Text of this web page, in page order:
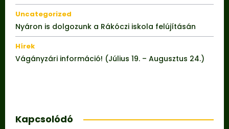
Uncategorized
Nyáron is dolgozunk a Rákóczi iskola felújításán
Hírek
Vágányzári információ! (Július 19. – Augusztus 24.)
Kapcsolódó